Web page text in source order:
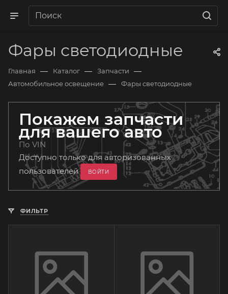
Фары светодиодные
Главная — Каталог — Запчасти —
Автомобильное освещение — Фары светодиодные
Покажем запчасти
для вашего авто
По VIN
Доступно только для авторизованных
пользователей
ВОЙТИ
ФИЛЬТР